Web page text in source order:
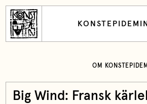
KONSTEPIDEMIN
OM
Big Wind: Fransk